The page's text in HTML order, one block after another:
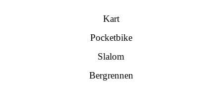
Kart
Pocketbike
Slalom
Bergrennen